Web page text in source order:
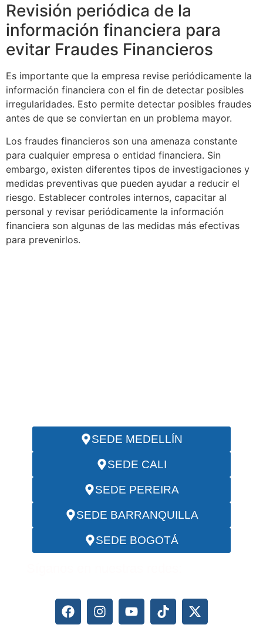
Revisión periódica de la
información financiera para
evitar Fraudes Financieros
Es importante que la empresa revise periódicamente la
información financiera con el fin de detectar posibles
irregularidades. Esto permite detectar posibles fraudes
antes de que se conviertan en un problema mayor.
Los fraudes financieros son una amenaza constante
para cualquier empresa o entidad financiera. Sin
embargo, existen diferentes tipos de investigaciones y
medidas preventivas que pueden ayudar a reducir el
riesgo. Establecer controles internos, capacitar al
personal y revisar periódicamente la información
financiera son algunas de las medidas más efectivas
para prevenirlos.
SEDE MEDELLÍN
SEDE CALI
SEDE PEREIRA
SEDE BARRANQUILLA
SEDE BOGOTÁ